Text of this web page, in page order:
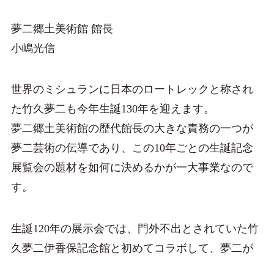
夢二郷土美術館 館長
小嶋光信
世界のミシュランに日本のロートレックと称され
た竹久夢二も今年生誕130年を迎えます。
夢二郷土美術館の歴代館長の大きな責務の一つが
夢二芸術の伝導であり、この10年ごとの生誕記念
展覧会の題材を如何に決めるかが一大事業なので
す。
生誕120年の展示会では、門外不出とされていた竹
久夢二伊香保記念館と初めてコラボして、夢二が